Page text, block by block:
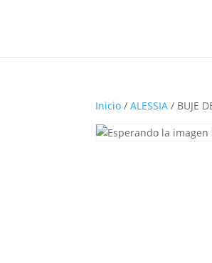
Inicio /ALESSIA / BUJE